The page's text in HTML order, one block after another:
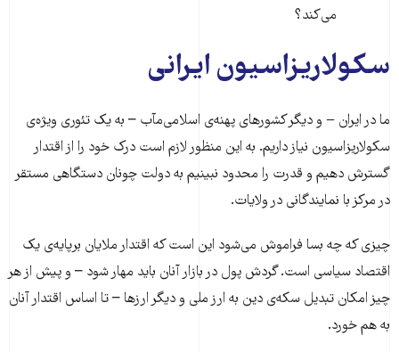
می‌کند؟
سکولاریزاسیون ایرانی
ما در ایران − و دیگر کشورهای پهنه‌ی اسلامی‌مآب – به یک تئوری ویژه‌ی
سکولاریزاسیون نیاز داریم. به این منظور لازم است درک خود را از اقتدار
گسترش دهیم و قدرت را محدود نبینیم به دولت چونان دستگاهی مستقر
در مرکز با نمایندگانی در ولایات.
چیزی که چه بسا فراموش می‌شود این است که اقتدار ملایان برپایه‌ی یک
اقتصاد سیاسی است. گردش پول در بازار آنان باید مهار شود – و پیش از هر
چیز امکان تبدیل سکه‌ی دین به ارز ملی و دیگر ارزها – تا اساس اقتدار آنان
به هم خورد.